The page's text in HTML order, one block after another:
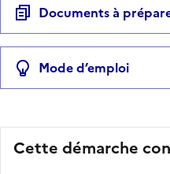
Documents à
Mode d’emploi
Cette démarche